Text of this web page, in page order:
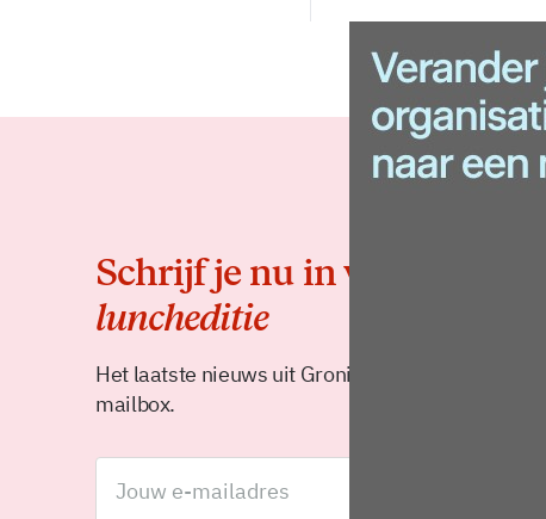
Schrijf je nu in voor de
luncheditie
Het laatste nieuws uit Groningen elke middag in je
mailbox.